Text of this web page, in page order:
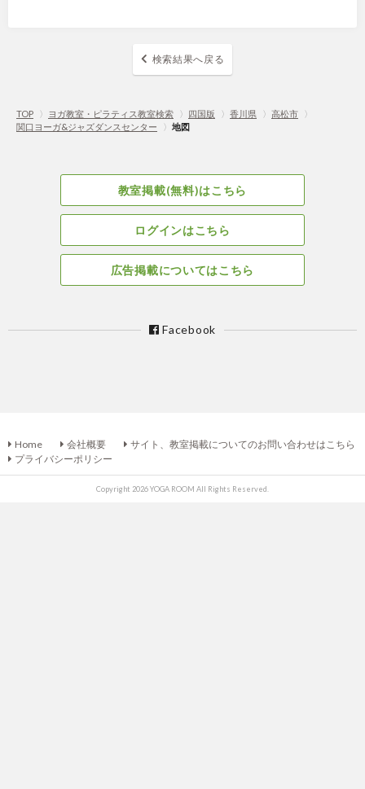
検索結果へ戻る
TOP 〉 ヨガ教室・ピラティス教室検索 〉 四国版 〉 香川県 〉 高松市
〉
関口ヨーガ&ジャズダンスセンター
〉 地図
教室掲載(無料)はこちら
ログインはこちら
広告掲載についてはこちら
Facebook
Home 会社概要
サイト、教室掲載についてのお問い合わせはこちら
プライバシーポリシー
Copyright 2026 YOGA ROOM All Rights Reserved.